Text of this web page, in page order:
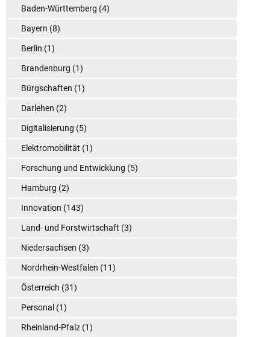
Baden-Württemberg (4)
Bayern (8)
Berlin (1)
Brandenburg (1)
Bürgschaften (1)
Darlehen (2)
Digitalisierung (5)
Elektromobilität (1)
Forschung und Entwicklung (5)
Hamburg (2)
Innovation (143)
Land- und Forstwirtschaft (3)
Niedersachsen (3)
Nordrhein-Westfalen (11)
Österreich (31)
Personal (1)
Rheinland-Pfalz (1)